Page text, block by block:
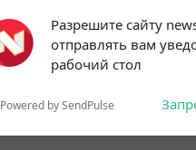
Разрешите сайту
отправлять вам
рабочий стол
Powered by SendPulse
Subscribe to our
notifications!
To enable permission prompts, click on
the notification icon
Астана:23°C